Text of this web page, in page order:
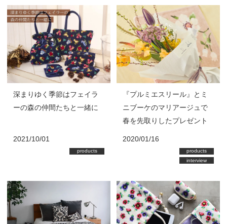
深まりゆく季節はフェイラ
ーの森の仲間たちと一緒に
2021/10/01
products
『プルミエスリール』とミ
ニブーケのマリアージュで
春を先取りしたプレゼント
2020/01/16
products
interview